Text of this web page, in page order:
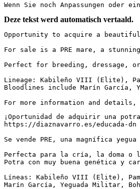
Wenn Sie noch Anpassungen oder
Deze tekst werd automatisch vertaald.
Opportunity to acquire a beautiful
For sale is a PRE mare, a
Perfect for breeding, dressage,
Lineage: Kabileño VIII (Elite),
Bloodlines include Marín García,
For more information and
¡Oportunidad de adquirir una
https://diaznavarro.es/educada-dn
Se vende PRE, una magnífica
Perfecta para la cría, la doma o
Potra con muy buena genética y
Líneas: Kabileño VIII (Elite),
Marín García, Yeguada Militar,